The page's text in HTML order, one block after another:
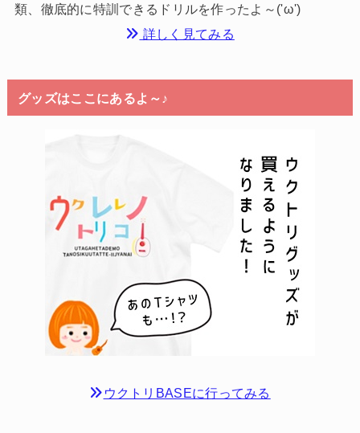
類、徹底的に特訓できるドリルを作ったよ～('ω')
詳しく見てみる
グッズはここにあるよ～♪
ウクトリBASEに行ってみる